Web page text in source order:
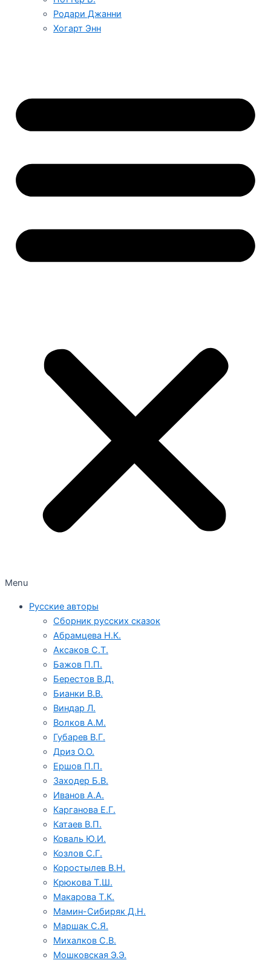
Родари Джанни
Хогарт Энн
Menu
Русские авторы
Сборник русских сказок
Абрамцева Н.К.
Аксаков С.Т.
Бажов П.П.
Берестов В.Д.
Бианки В.В.
Виндар Л.
Волков А.М.
Губарев В.Г.
Дриз О.О.
Ершов П.П.
Заходер Б.В.
Иванов А.А.
Карганова Е.Г.
Катаев В.П.
Коваль Ю.И.
Козлов С.Г.
Коростылев В.Н.
Крюкова Т.Ш.
Макарова Т.К.
Мамин-Сибиряк Д.Н.
Маршак С.Я.
Михалков С.В.
Мошковская Э.Э.